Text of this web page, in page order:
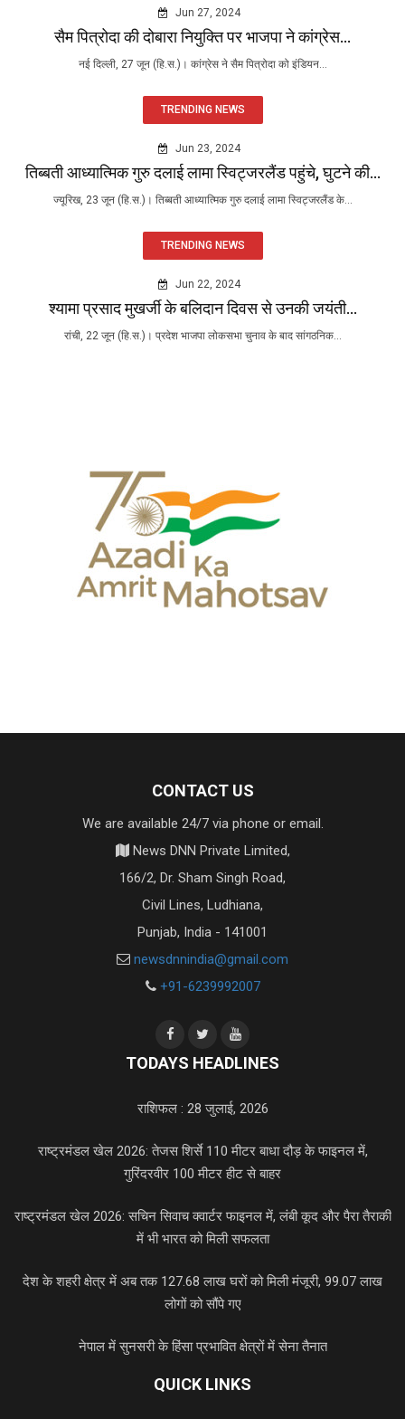
Jun 27, 2024
सैम पित्रोदा की दोबारा नियुक्ति पर भाजपा ने कांग्रेस...
नई दिल्ली, 27 जून (हि.स.)। कांग्रेस ने सैम पित्रोदा को इंडियन...
TRENDING NEWS
Jun 23, 2024
तिब्बती आध्यात्मिक गुरु दलाई लामा स्विट्जरलैंड पहुंचे, घुटने की...
ज्यूरिख, 23 जून (हि.स.)। तिब्बती आध्यात्मिक गुरु दलाई लामा स्विट्जरलैंड के...
TRENDING NEWS
Jun 22, 2024
श्यामा प्रसाद मुखर्जी के बलिदान दिवस से उनकी जयंती...
रांची, 22 जून (हि.स.)। प्रदेश भाजपा लोकसभा चुनाव के बाद सांगठनिक...
CONTACT US
We are available 24/7 via phone or email.
News DNN Private Limited,
166/2, Dr. Sham Singh Road,
Civil Lines, Ludhiana,
Punjab, India - 141001
newsdnnindia@gmail.com
+91-6239992007
TODAYS HEADLINES
राशिफल : 28 जुलाई, 2026
राष्ट्रमंडल खेल 2026: तेजस शिर्से 110 मीटर बाधा दौड़ के फाइनल में,
गुरिंदरवीर 100 मीटर हीट से बाहर
राष्ट्रमंडल खेल 2026: सचिन सिवाच क्वार्टर फाइनल में, लंबी कूद और पैरा तैराकी
में भी भारत को मिली सफलता
देश के शहरी क्षेत्र में अब तक 127.68 लाख घरों को मिली मंजूरी, 99.07 लाख
लोगों को सौंपे गए
नेपाल में सुनसरी के हिंसा प्रभावित क्षेत्रों में सेना तैनात
QUICK LINKS